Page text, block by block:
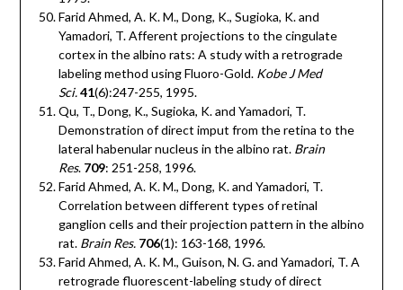
Farid Ahmed, A. K. M., Dong, K., Sugioka, K. and
Yamadori, T. Afferent projections to the cingulate
cortex in the albino rats: A study with a retrograde
labeling method using Fluoro-Gold. Kobe J Med
Sci. 41(6):247-255, 1995.
Qu, T., Dong, K., Sugioka, K. and Yamadori, T.
Demonstration of direct imput from the retina to the
lateral habenular nucleus in the albino rat. Brain
Res. 709: 251-258, 1996.
Farid Ahmed, A. K. M., Dong, K. and Yamadori, T.
Correlation between different types of retinal
ganglion cells and their projection pattern in the albino
rat. Brain Res. 706(1): 163-168, 1996.
Farid Ahmed, A. K. M., Guison, N. G. and Yamadori, T. A
retrograde fluorescent-labeling study of direct